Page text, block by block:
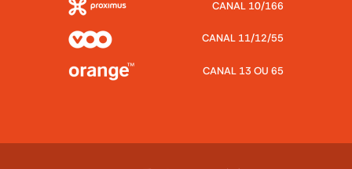
CANAL 10/166
CANAL 11/12/55
CANAL 13 OU 65